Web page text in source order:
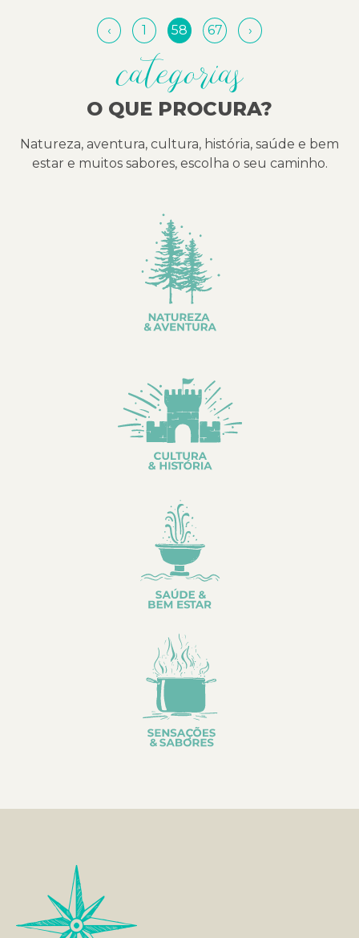
‹ 1 58 67 ›
categorias
O QUE PROCURA?
Natureza, aventura, cultura, história, saúde e bem
estar e muitos sabores, escolha o seu caminho.